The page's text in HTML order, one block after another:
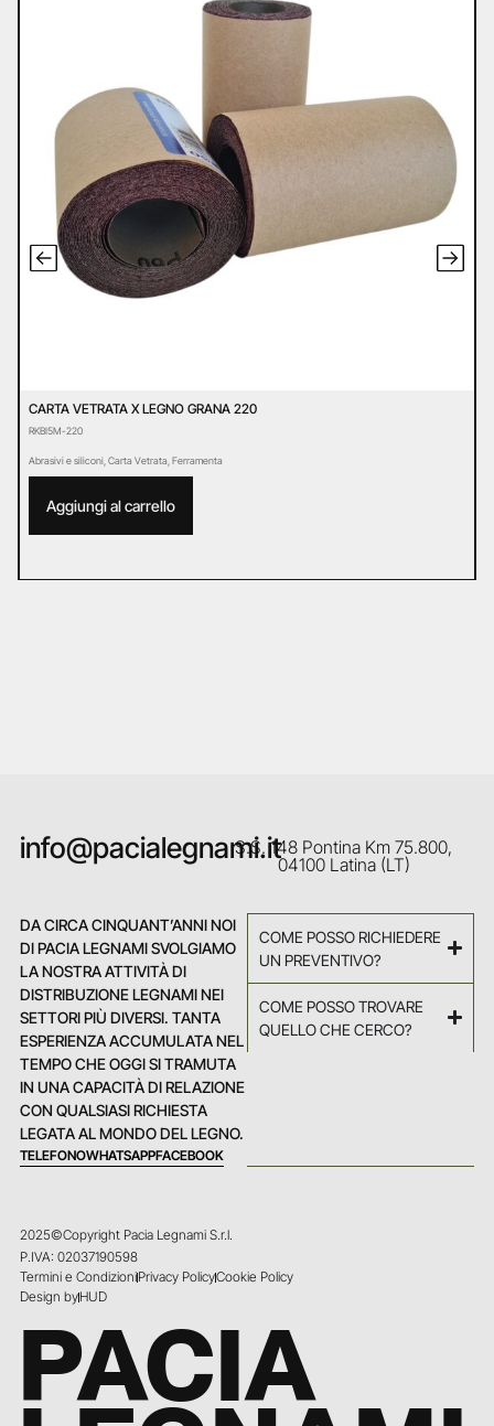
CARTA VETRATA X LEGNO GRANA 220
RKBI5M-220
Abrasivi e siliconi Carta Vetrata Ferramenta
Aggiungi al carrello
info@pacialegnami.itS.S. 148 Pontina Km 75.800,
04100 Latina (LT)
DA CIRCA CINQUANT’ANNI NOI
DI PACIA LEGNAMI SVOLGIAMO
LA NOSTRA ATTIVITÀ DI
DISTRIBUZIONE LEGNAMI NEI
SETTORI PIÙ DIVERSI. TANTA
ESPERIENZA ACCUMULATA NEL
TEMPO CHE OGGI SI TRAMUTA
IN UNA CAPACITÀ DI RELAZIONE
CON QUALSIASI RICHIESTA
LEGATA AL MONDO DEL LEGNO.
TELEFONOWHATSAPPFACEBOOK
COME POSSO RICHIEDERE
UN PREVENTIVO?
COME POSSO TROVARE
QUELLO CHE CERCO?
2025©Copyright Pacia Legnami S.r.l.
P.IVA: 02037190598
Termini e CondizioniPrivacy PolicyCookie Policy
Design byHUD
PACIA